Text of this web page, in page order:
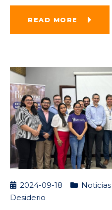
READ MORE
2024-09-18 Noticias
Desiderio